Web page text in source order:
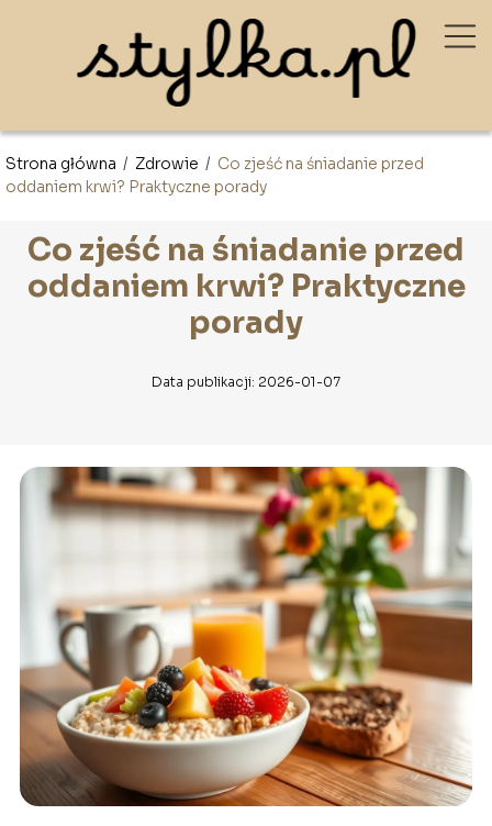
Strona główna / Zdrowie / Co zjeść na śniadanie przed
oddaniem krwi? Praktyczne porady
Co zjeść na śniadanie przed
oddaniem krwi? Praktyczne
porady
Data publikacji: 2026-01-07